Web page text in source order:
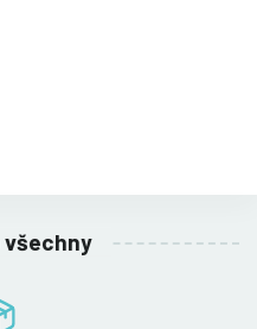
všechny